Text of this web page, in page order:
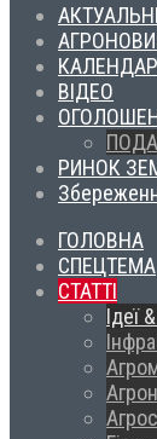
КАЛЕНДАР
ВІДЕО
РИНОК
ГОЛОВНА
СПЕЦТЕМА
СТАТТІ
Ідеї